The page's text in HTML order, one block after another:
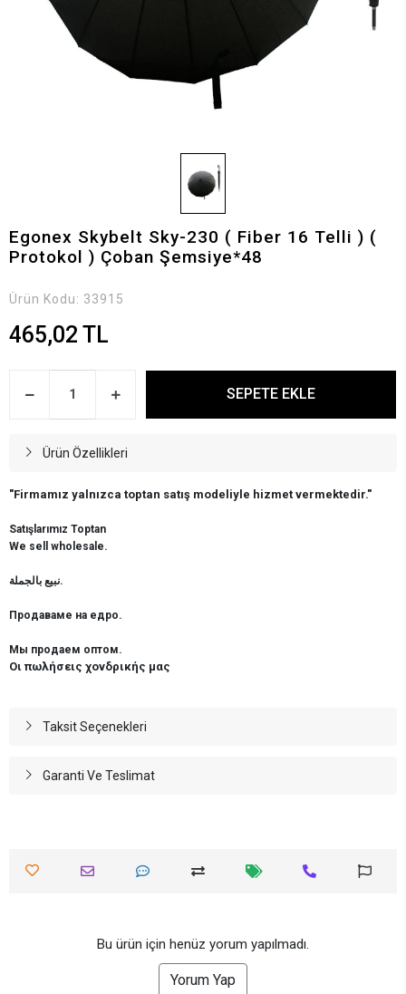
Egonex Skybelt Sky-230 ( Fiber 16 Telli ) (
Protokol ) Çoban Şemsiye*48
Ürün Kodu: 33915
465,02 TL
SEPETE EKLE
Ürün Özellikleri
"Firmamız yalnızca toptan satış modeliyle hizmet vermektedir."
Satışlarımız Toptan
We sell wholesale.
نبيع بالجملة.
Продаваме на едро.
Мы продаем оптом.
Οι πωλήσεις χονδρικής μας
Taksit Seçenekleri
Garanti Ve Teslimat
Bu ürün için henüz yorum yapılmadı.
Yorum Yap